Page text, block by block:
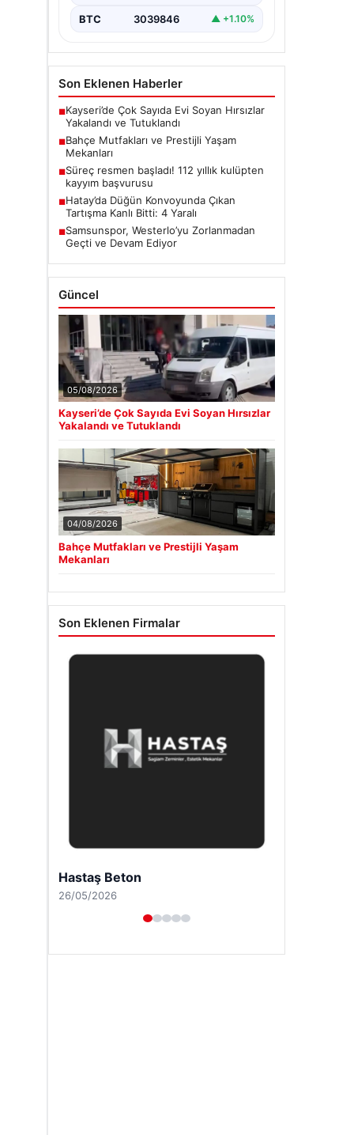
BTC 3039846 ▲ +1.10%
Son Eklenen Haberler
■Kayseri’de Çok Sayıda Evi Soyan Hırsızlar
Yakalandı ve Tutuklandı
■Bahçe Mutfakları ve Prestijli Yaşam
Mekanları
■Süreç resmen başladı! 112 yıllık kulüpten
kayyım başvurusu
■Hatay’da Düğün Konvoyunda Çıkan
Tartışma Kanlı Bitti: 4 Yaralı
■Samsunspor, Westerlo’yu Zorlanmadan
Geçti ve Devam Ediyor
Güncel
05/08/2026
Kayseri’de Çok Sayıda Evi Soyan Hırsızlar
Yakalandı ve Tutuklandı
04/08/2026
Bahçe Mutfakları ve Prestijli Yaşam
Mekanları
Son Eklenen Firmalar
Enes Kaplan Avukatlık Bürosu
28/04/2026